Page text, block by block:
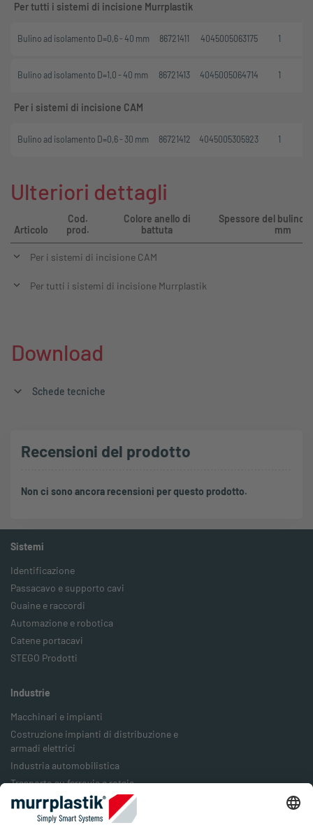
Per tutti i sistemi di incisione Murrplastik
Bulino ad isolamento D=0,6 - 40 mm 86721411 4045005063175 1
Bulino ad isolamento D=1,0 - 40 mm 86721413 4045005064714 1
Per i sistemi di incisione CAM
Bulino ad isolamento D=0,6 - 30 mm 86721412 4045005305923 1
Ulteriori dettagli
Articolo
Cod.
prod.
Colore anello di
battuta
Spessore del bulino
mm
Per i sistemi di incisione CAM
Per tutti i sistemi di incisione Murrplastik
Download
Schede tecniche
Recensioni del prodotto
Non ci sono ancora recensioni per questo prodotto.
Sistemi
Identificazione
Passacavo e supporto cavi
Guaine e raccordi
Automazione e robotica
Catene portacavi
STEGO Prodotti
Industrie
Macchinari e impianti
Costruzione impianti di distribuzione e
armadi elettrici
Industria automobilistica
Trasporto su ferrovia e rotaia
Industria alimentare
Industria degli imballaggi